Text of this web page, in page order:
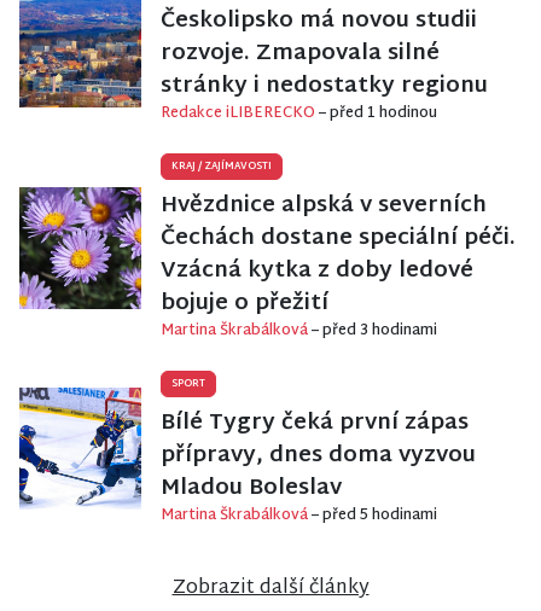
Českolipsko má novou studii
rozvoje. Zmapovala silné
stránky i nedostatky regionu
Redakce iLIBERECKO– před 1 hodinou
KRAJ /ZAJÍMAVOSTI
Hvězdnice alpská v severních
Čechách dostane speciální péči.
Vzácná kytka z doby ledové
bojuje o přežití
Martina Škrabálková– před 3 hodinami
SPORT
Bílé Tygry čeká první zápas
přípravy, dnes doma vyzvou
Mladou Boleslav
Martina Škrabálková– před 5 hodinami
Zobrazit další články